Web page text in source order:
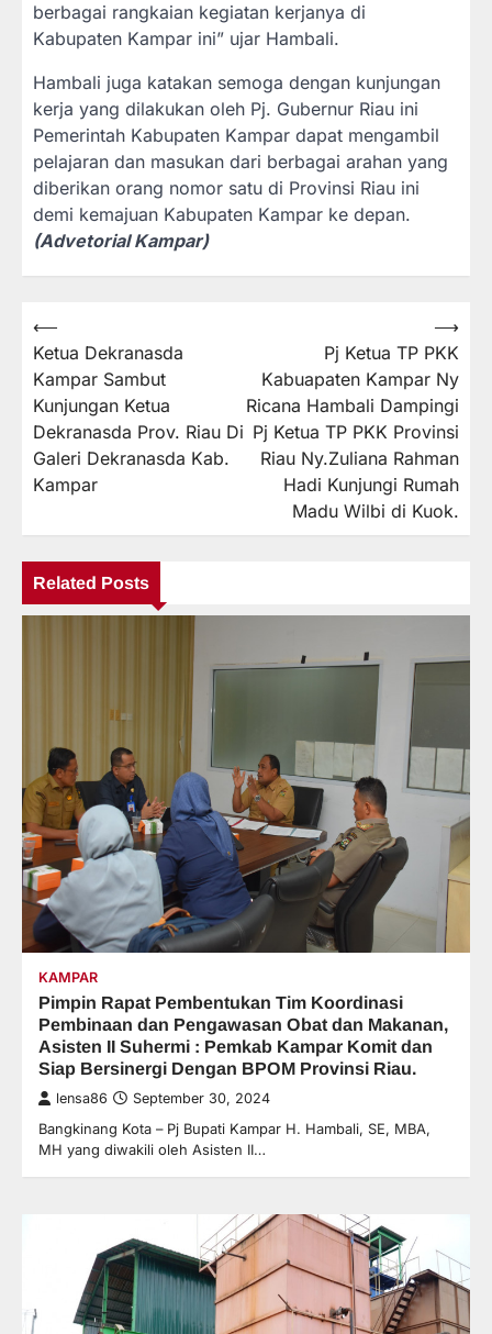
berbagai rangkaian kegiatan kerjanya di
Kabupaten Kampar ini” ujar Hambali.
Hambali juga katakan semoga dengan kunjungan
kerja yang dilakukan oleh Pj. Gubernur Riau ini
Pemerintah Kabupaten Kampar dapat mengambil
pelajaran dan masukan dari berbagai arahan yang
diberikan orang nomor satu di Provinsi Riau ini
demi kemajuan Kabupaten Kampar ke depan.
(Advetorial Kampar)
Navigasi
pos
⟵
Ketua Dekranasda
Kampar Sambut
Kunjungan Ketua
Dekranasda Prov. Riau Di
Galeri Dekranasda Kab.
Kampar
Pj Ketua TP PKK
Kabuapaten Kampar Ny
Ricana Hambali Dampingi
Pj Ketua TP PKK Provinsi
Riau Ny.Zuliana Rahman
Hadi Kunjungi Rumah
Madu Wilbi di Kuok.
⟶
Related Posts
KAMPAR
Pimpin Rapat Pembentukan Tim Koordinasi
Pembinaan dan Pengawasan Obat dan Makanan,
Asisten II Suhermi : Pemkab Kampar Komit dan
Siap Bersinergi Dengan BPOM Provinsi Riau.
lensa86 September 30, 2024
Bangkinang Kota – Pj Bupati Kampar H. Hambali, SE, MBA,
MH yang diwakili oleh Asisten II…